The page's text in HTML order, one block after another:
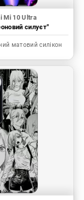
Mi 10 Ultra
силуєт"
матовий силікон